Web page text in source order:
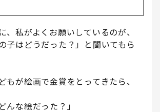
、私がよくお願いしているのが、
子はどうだった？」と聞いてもら
もが絵画で金賞をとってきたら、
んな絵だった？」